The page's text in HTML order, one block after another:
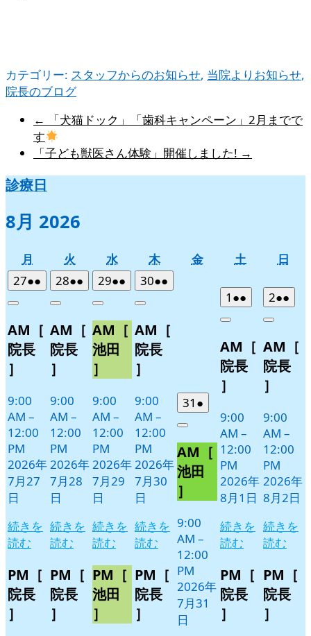
カテゴリー: スタッフからのお知らせ, 当院よりお知らせ,
院長のブログ
←
「犬猫ドック」「歯科キャンペーン」2月までで
す
「子ども獣医さん体験」開催しました! →
診療日
8月 2026
月
曜
日
火
曜
日
水水
曜
日
木木
曜
日
金金
土土
日
日
日
272026
年
月
27
日
●●
件
イ
ベ
ト)
Close
AM［
院長
］
9:00
AM –
12:00
PM
2026年
7月27
日
続きを
読む
PM［
院長
］
282026
年
月
28
日
●●
件
イ
ベ
ト)
Close
AM［
院長
］
9:00
AM –
12:00
PM
2026年
7月28
日
続きを
読む
PM［
院長
］
292026
年
月
29
日
●●
件
イ
ベ
ト)
Close
AM［
池田
］
9:00
AM –
12:00
PM
2026年
7月29
日
続きを
読む
PM［
池田
］
302026
年
月
30
日
●●
件
イ
Close
AM［
院長
］
9:00
AM –
12:00
PM
2026年
7月30
日
続きを
読む
PM［
院長
］
31 2026
年
月
31
日
●
件
イ
ベ
ト)
Close
AM［
池田
］
9:00
AM –
12:00
PM
2026年
7月31
日
1 2026
年
月
1
日
●●
件
イ
ベ
Close
AM［
院長
］
9:00
AM –
12:00
PM
2026年
8月1日
続きを
読む
PM［
院長
］
22026
年
月
2
日
●●
件
イ
ベ
Close
AM［
院長
］
9:00
AM –
12:00
PM
2026年
8月2日
続きを
読む
PM［
院長
］